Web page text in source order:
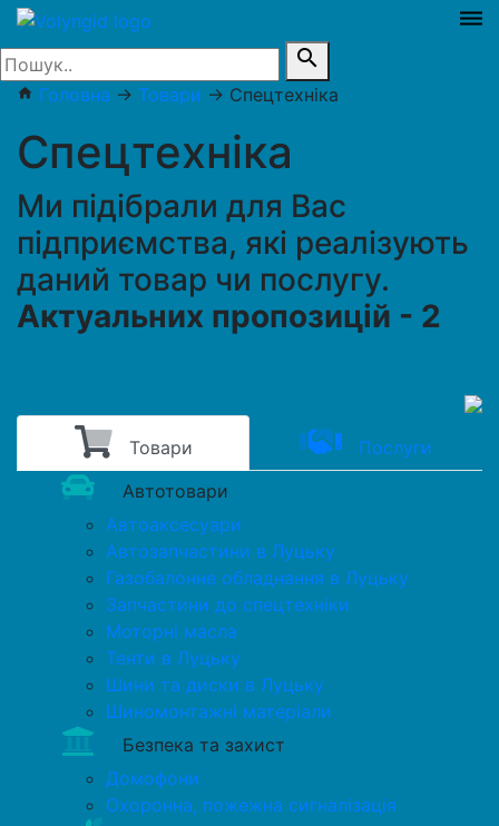
dehaze
search
home Головна → Товари → Спецтехніка
Спецтехніка
Ми підібрали для Вас
підприємства, які реалізують
даний товар чи послугу.
Актуальних пропозицій - 2
Товари
Послуги
Автотовари
Автоаксесуари
Автозапчастини в Луцьку
Газобалонне обладнання в Луцьку
Запчастини до спецтехніки
Моторні масла
Тенти в Луцьку
Шини та диски в Луцьку
Шиномонтажні матеріали
Безпека та захист
Домофони
Охоронна, пожежна сигналізація